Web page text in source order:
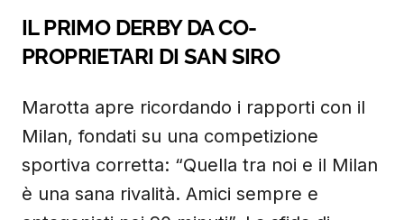
IL PRIMO DERBY DA CO-
PROPRIETARI DI SAN SIRO
Marotta apre ricordando i rapporti con il
Milan, fondati su una competizione
sportiva corretta: “Quella tra noi e il Milan
è una sana rivalità. Amici sempre e